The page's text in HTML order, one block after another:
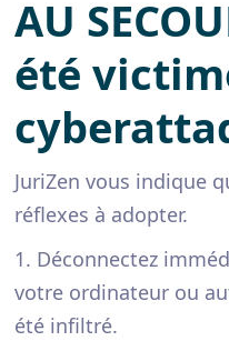
AU
été
JuriZen vous indique
réflexes à adopter.
1. Déconnectez
votre ordinateur ou
été infiltré.